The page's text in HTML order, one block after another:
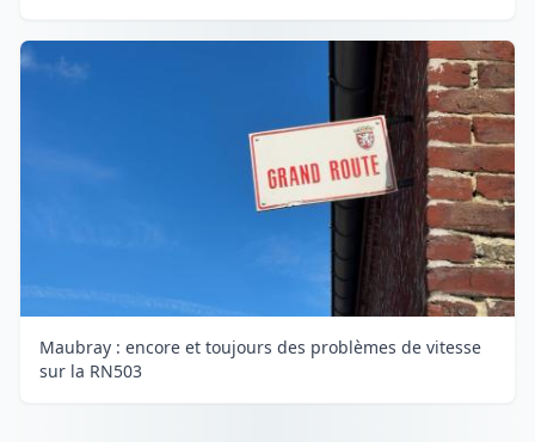
Maubray : encore et toujours des problèmes de vitesse
sur la RN503